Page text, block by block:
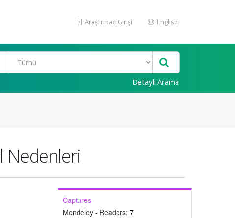
Araştırmacı Girişi English
Detaylı Arama
Nedenleri
Captures
Mendeley - Readers: 7